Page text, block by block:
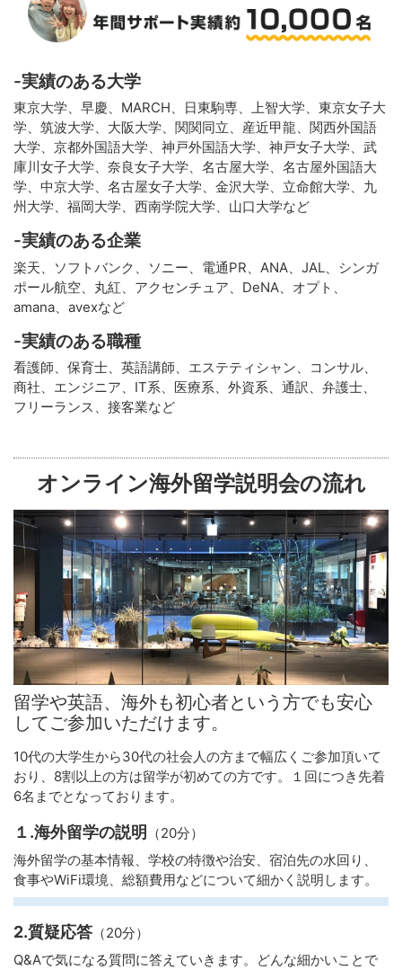
-実績のある大学
東京大学、早慶、MARCH、日東駒専、上智大学、東京女子大
学、筑波大学、大阪大学、関関同立、産近甲龍、関西外国語
大学、京都外国語大学、神戸外国語大学、神戸女子大学、武
庫川女子大学、奈良女子大学、名古屋大学、名古屋外国語大
学、中京大学、名古屋女子大学、金沢大学、立命館大学、九
州大学、福岡大学、西南学院大学、山口大学など
-実績のある企業
楽天、ソフトバンク、ソニー、電通PR、ANA、JAL、シンガ
ポール航空、丸紅、アクセンチュア、DeNA、オプト、
amana、avexなど
-実績のある職種
看護師、保育士、英語講師、エステティシャン、コンサル、
商社、エンジニア、IT系、医療系、外資系、通訳、弁護士、
フリーランス、接客業など
オンライン海外留学説明会の流れ
留学や英語、海外も初心者という方でも安心
してご参加いただけます。
10代の大学生から30代の社会人の方まで幅広くご参加頂いて
おり、8割以上の方は留学が初めての方です。１回につき先着
6名までとなっております。
１.海外留学の説明
（20分）
海外留学の基本情報、学校の特徴や治安、宿泊先の水回り、
食事やWiFi環境、総額費用などについて細かく説明します。
2.質疑応答 （20分）
Q&Aで気になる質問に答えていきます。どんな細かいことで